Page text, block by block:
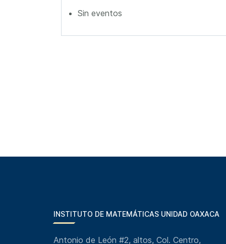
Sin eventos
INSTITUTO DE MATEMÁTICAS UNIDAD OAXACA
Antonio de León #2, altos, Col. Centro,